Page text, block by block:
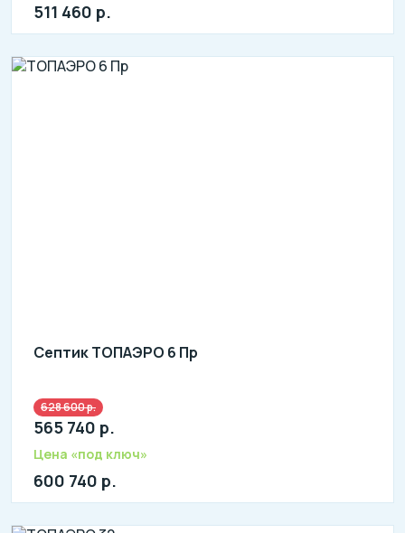
511 460 р.
Септик ТОПАЭРО 6 Пр
литров в сутки: 6000
л: 1300
628 600 р.
565 740 р.
Цена «под ключ»
600 740 р.